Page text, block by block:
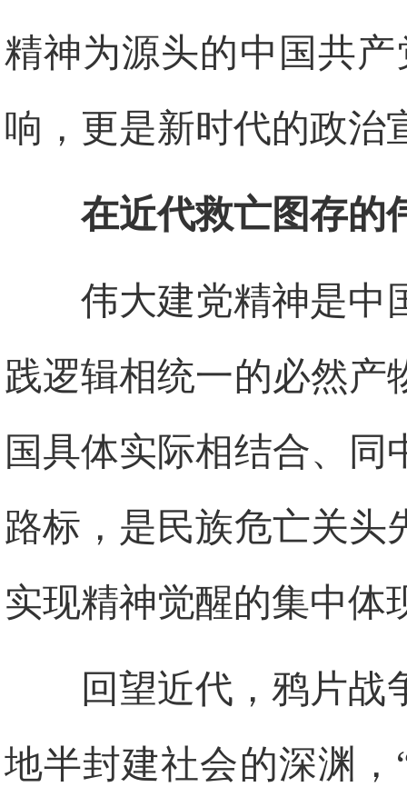
精神为源头的中国共
响，更是新时代的政治
在近代救亡图存的
伟大建党精神是中
践逻辑相统一的必然产
国具体实际相结合、同
路标，是民族危亡关头
实现精神觉醒的集中体
回望近代，鸦片战
地半封建社会的深渊